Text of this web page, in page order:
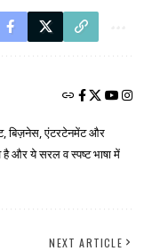
बिज़नेस, एंटरटेनमेंट और
है और ये सरल व स्पष्ट भाषा में
NEXT ARTICLE